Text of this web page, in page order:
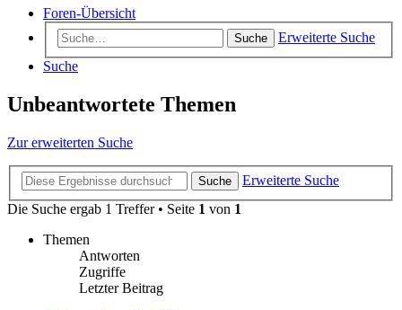
Foren-Übersicht
Suche
Erweiterte Suche
Suche
Unbeantwortete Themen
Zur erweiterten Suche
Suche
Erweiterte Suche
Die Suche ergab 1 Treffer • Seite 1 von 1
Themen
Antworten
Zugriffe
Letzter Beitrag